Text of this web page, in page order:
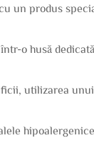
un produs
o husă
utilizarea